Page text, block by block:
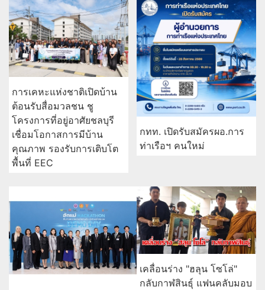
การเคหะแห่งชาติเปิดบ้าน
ต้อนรับสื่อมวลชน ชู
โครงการที่อยู่อาศัยชลบุรี
เชื่อมโอกาสการมีบ้าน
คุณภาพ รองรับการเติบโต
พื้นที่ EEC
กทท. เปิดรับสมัครผอ.การ
ท่าเรือฯ คนใหม่
เคลื่อนร่าง "ฮลุน โซโล่"
กลับกาฬสินธุ์ แฟนคลับมอบ